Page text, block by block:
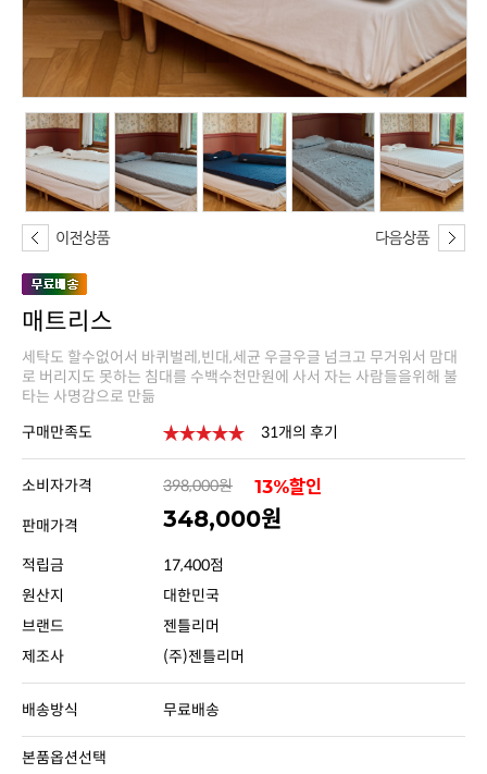
매트리스
타는 사명감으로 만듦
구매만족도
31개의 후기
소비자가격 398,000원 13%할인
판매가격 348,000원
적립금
17,400점
원산지
대한민국
브랜드
젠틀리머
제조사
(주)젠틀리머
배송방식 무료배송
본품옵션선택